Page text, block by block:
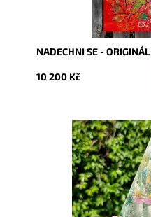
NADECHNI SE - ORIGINÁL
10 200 Kč
Dostupnost:
Vyprodáno
9350